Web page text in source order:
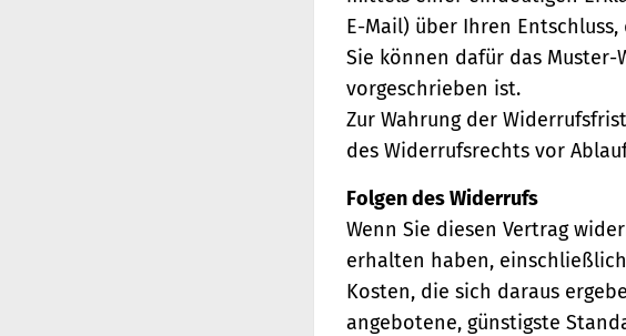
E-Mail) über Ihren
Sie können dafür das
vorgeschrieben ist.
Zur Wahrung der
des Widerrufsrechts vor
Folgen des Widerrufs
Wenn Sie diesen Vertrag
erhalten haben,
Kosten, die sich daraus
angebotene, günstigste